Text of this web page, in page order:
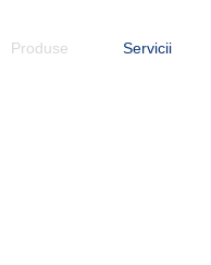
Produse Servicii